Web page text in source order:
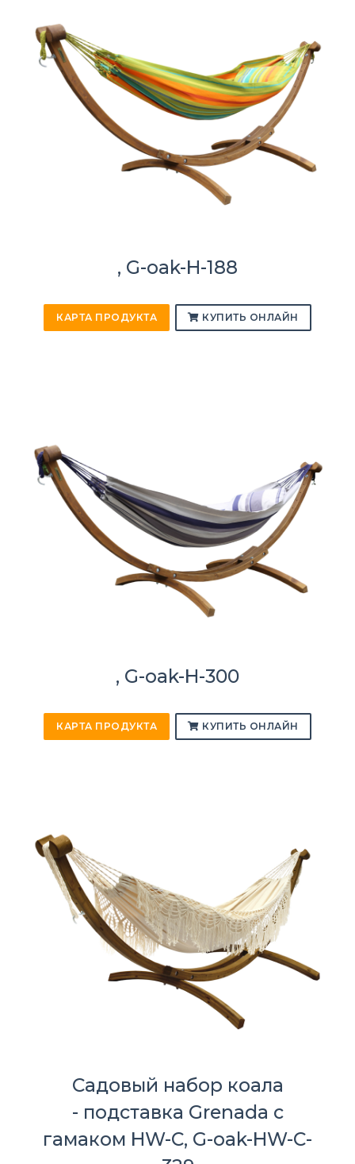
, G-oak-H-188
КАРТА ПРОДУКТА КУПИТЬ ОНЛАЙН
, G-oak-H-300
КАРТА ПРОДУКТА КУПИТЬ ОНЛАЙН
Садовый набор коала
- подставка Grenada с
гамаком HW-C, G-oak-HW-C-